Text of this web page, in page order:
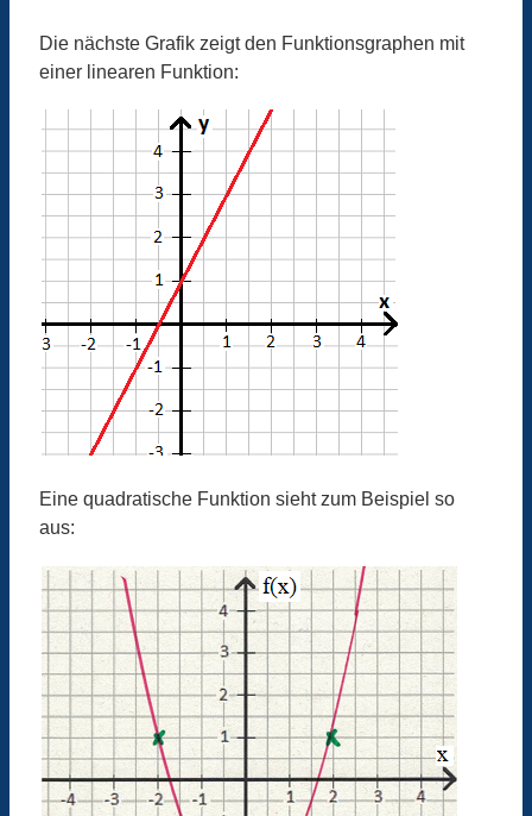
Die nächste Grafik zeigt den Funktionsgraphen mit
einer linearen Funktion:
Eine quadratische Funktion sieht zum Beispiel so
aus: